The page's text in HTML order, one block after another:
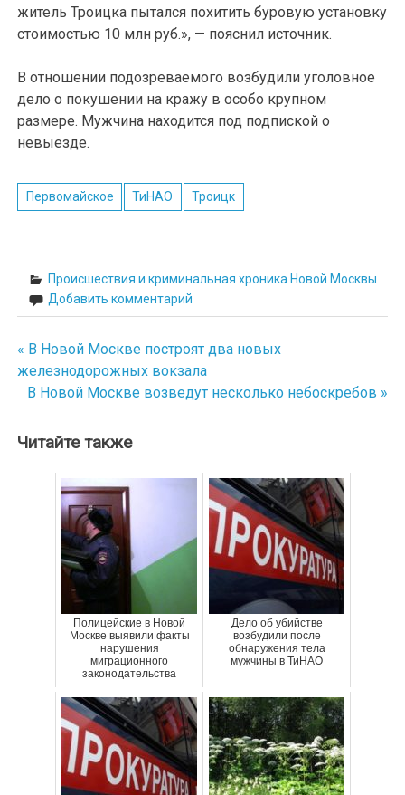
житель Троицка пытался похитить буровую установку
стоимостью 10 млн руб.», — пояснил источник.
В отношении подозреваемого возбудили уголовное
дело о покушении на кражу в особо крупном
размере. Мужчина находится под подпиской о
невыезде.
Первомайское ТиНАО Троицк
Происшествия и криминальная хроника Новой Москвы
Добавить комментарий
Навигация
по
« В Новой Москве построят два новых
железнодорожных вокзала
В Новой Москве возведут несколько небоскребов »
Читайте также
Полицейские в Новой
Москве выявили факты
нарушения
миграционного
законодательства
Дело об убийстве
возбудили после
обнаружения тела
мужчины в ТиНАО